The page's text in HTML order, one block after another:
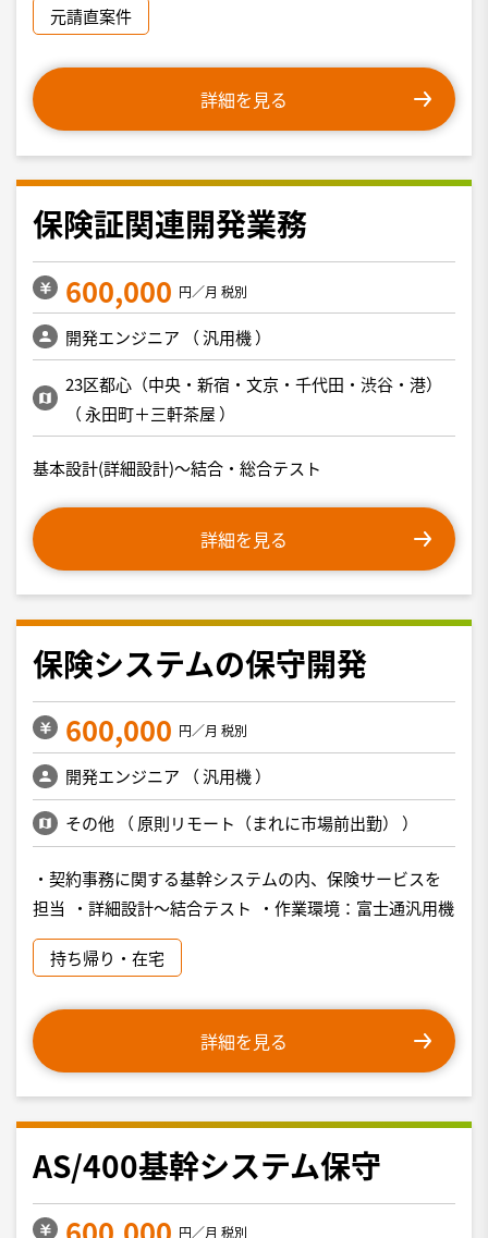
元請直案件
詳細を見る
保険証関連開発業務
600,000 円／月 税別
開発エンジニア （汎用機）
23区都心（中央・新宿・文京・千代田・渋谷・港）
（永田町＋三軒茶屋 ）
基本設計(詳細設計)〜結合・総合テスト
詳細を見る
保険システムの保守開発
600,000 円／月 税別
開発エンジニア （汎用機）
その他 （ 原則リモート（まれに市場前出勤） ）
・契約事務に関する基幹システムの内、保険サービスを
担当 ・詳細設計〜結合テスト ・作業環境：富士通汎用機
持ち帰り・在宅
詳細を見る
AS/400基幹システム保守
円／月 税別